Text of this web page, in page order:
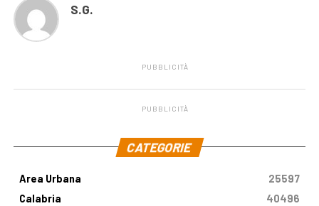
S.G.
PUBBLICITÀ
PUBBLICITÀ
CATEGORIE
Area Urbana
25597
Calabria
40496